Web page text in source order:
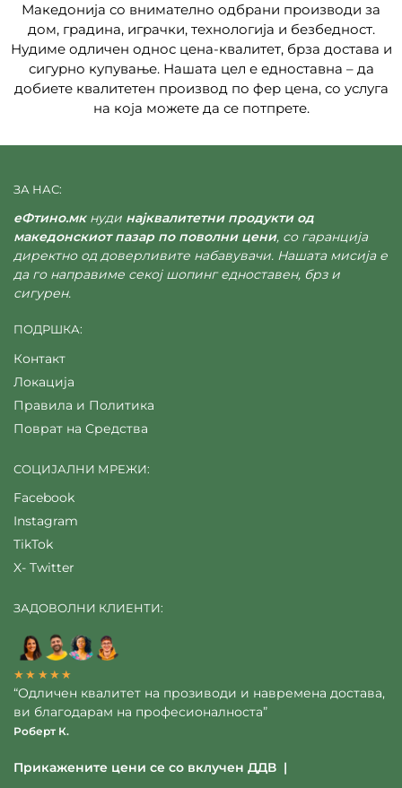
Македонија со внимателно одбрани производи за
дом, градина, играчки, технологија и безбедност.
Нудиме одличен однос цена-квалитет, брза достава и
сигурно купување. Нашата цел е едноставна – да
добиете квалитетен производ по фер цена, со услуга
на која можете да се потпрете.
ЗА НАС:
еФтино.мкнуди најквалитетни продукти од
македонскиот пазар по поволни цени, со гаранција
директно од доверливите набавувачи. Нашата мисија е
да го направиме секој шопинг едноставен, брз и
сигурен.
ПОДРШКА:
Контакт
Локација
Правила и Политика
Поврат на Средства
СОЦИЈАЛНИ МРЕЖИ:
Facebook
Instagram
TikTok
X- Twitter
ЗАДОВОЛНИ КЛИЕНТИ:
★★★★★
“Одличен квалитет на прозиводи и навремена достава,
ви благодарам на професионалноста”
Роберт К.
Прикажените цени се со вклучен ДДВ |